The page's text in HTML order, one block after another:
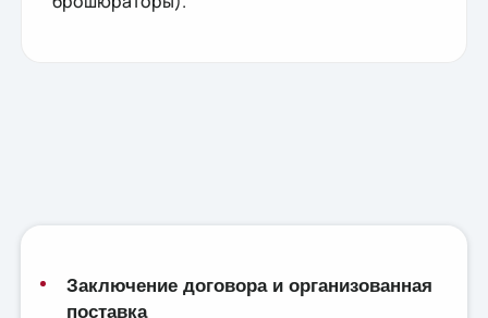
Заключение договора и организованная
поставка